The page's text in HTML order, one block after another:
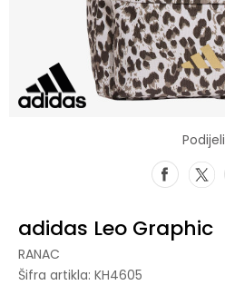
Podijeli
adidas Leo Graphic
RANAC
Šifra artikla: KH4605